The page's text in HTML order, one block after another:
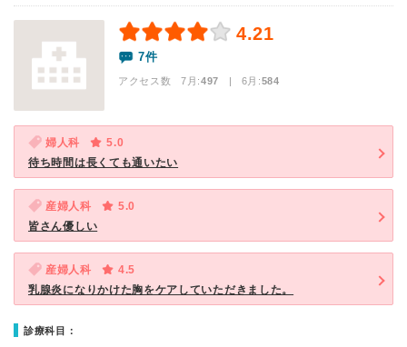
4.21
7件
アクセス数 7月:497 | 6月:584
婦人科
5.0
待ち時間は長くても通いたい
産婦人科
5.0
皆さん優しい
産婦人科
4.5
乳腺炎になりかけた胸をケアしていただきました。
診療科目：